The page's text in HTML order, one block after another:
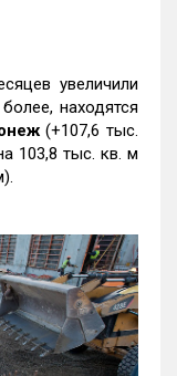
увеличили
находятся
(+107,6 тыс.
103,8 тыс. кв. м